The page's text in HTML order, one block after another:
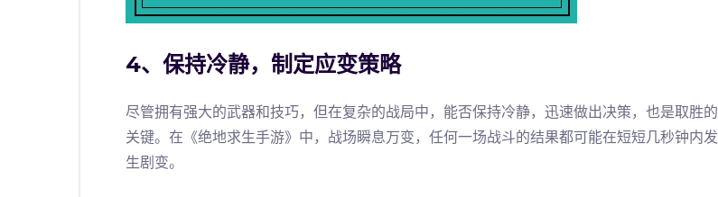
4、保持冷静，制定应变策略
尽管拥有强大的武器和技巧，但在复杂的战局中，能否保持冷静，迅速做出决策，也是取胜的
关键。在《绝地求生手游》中，战场瞬息万变，任何一场战斗的结果都可能在短短几秒钟内发
生剧变。